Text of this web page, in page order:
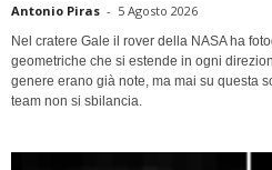
Antonio Piras - 5 Agosto 2026
Nel cratere Gale il rover della NASA ha
geometriche che si estende in ogni
genere erano già note, ma mai su questa
team non si sbilancia.